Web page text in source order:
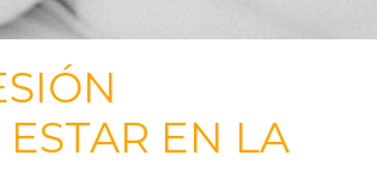
EN LA